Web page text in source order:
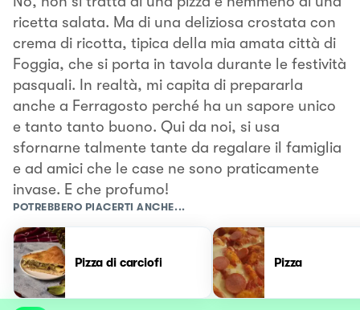
ricetta salata. Ma di una deliziosa crostata con
crema di ricotta, tipica della mia amata città di
Foggia, che si porta in tavola durante le festività
pasquali. In realtà, mi capita di prepararla
anche a Ferragosto perché ha un sapore unico
e tanto tanto buono. Qui da noi, si usa
sfornarne talmente tante da regalare il famiglia
e ad amici che le case ne sono praticamente
invase. E che profumo!
POTREBBERO PIACERTI ANCHE...
Pizza di carciofi Pizza